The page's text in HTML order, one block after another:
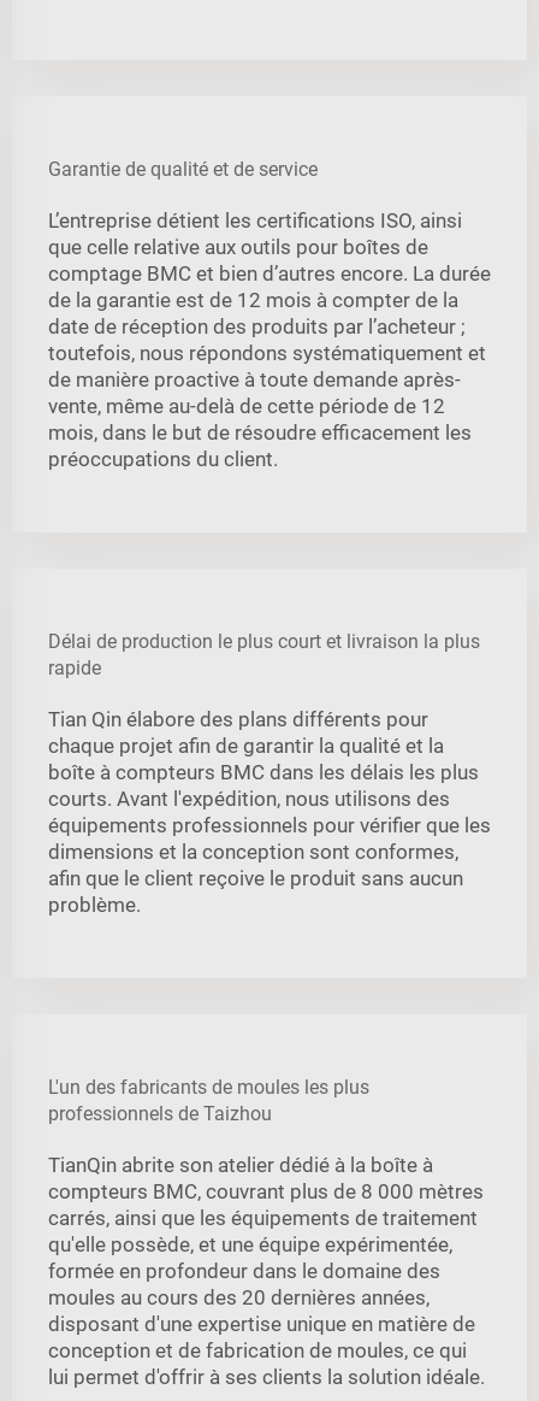
Garantie de qualité et de service
L’entreprise détient les certifications ISO, ainsi
que celle relative aux outils pour boîtes de
comptage BMC et bien d’autres encore. La durée
de la garantie est de 12 mois à compter de la
date de réception des produits par l’acheteur ;
toutefois, nous répondons systématiquement et
de manière proactive à toute demande après-
vente, même au-delà de cette période de 12
mois, dans le but de résoudre efficacement les
préoccupations du client.
Délai de production le plus court et livraison la plus
rapide
Tian Qin élabore des plans différents pour
chaque projet afin de garantir la qualité et la
boîte à compteurs BMC dans les délais les plus
courts. Avant l'expédition, nous utilisons des
équipements professionnels pour vérifier que les
dimensions et la conception sont conformes,
afin que le client reçoive le produit sans aucun
problème.
L'un des fabricants de moules les plus
professionnels de Taizhou
TianQin abrite son atelier dédié à la boîte à
compteurs BMC, couvrant plus de 8 000 mètres
carrés, ainsi que les équipements de traitement
qu'elle possède, et une équipe expérimentée,
formée en profondeur dans le domaine des
moules au cours des 20 dernières années,
disposant d'une expertise unique en matière de
conception et de fabrication de moules, ce qui
lui permet d'offrir à ses clients la solution idéale.